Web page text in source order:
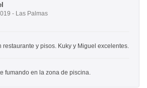
- Las Palmas
restaurante y pisos. Kuky y Miguel excelentes.
fumando en la zona de piscina.